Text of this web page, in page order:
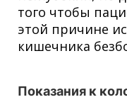
того чтобы
этой причине
кишечника
Показания к